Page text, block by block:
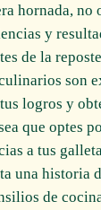
hornada, no
y
de la
son
logros y
que optes
a tus
una historia
de